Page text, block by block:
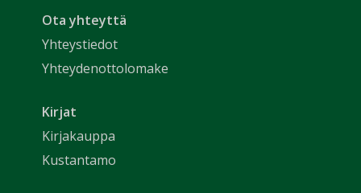
Ota yhteyttä
Yhteystiedot
Yhteydenottolomake
Kirjat
Kirjakauppa
Kustantamo